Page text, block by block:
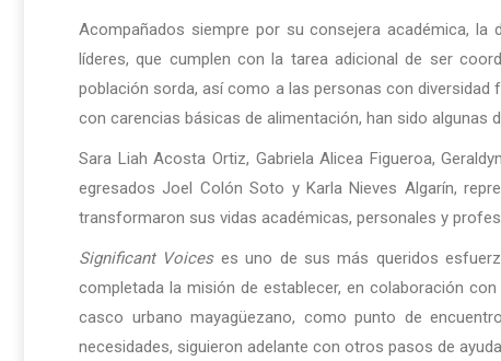
Acompañados siempre por su consejera académica,
líderes, que cumplen con la tarea adicional de ser
población sorda, así como a las personas con diversidad
con carencias básicas de alimentación, han sido algunas
Sara Liah Acosta Ortiz, Gabriela Alicea Figueroa,
egresados Joel Colón Soto y Karla Nieves Algarín,
transformaron sus vidas académicas, personales y
Significant Voiceses uno de sus más queridos
completada la misión de establecer, en colaboración
casco urbano mayagüezano, como punto de
necesidades, siguieron adelante con otros pasos de